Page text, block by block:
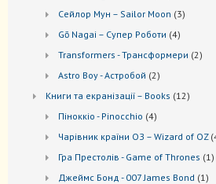
Сейлор Мун – Sailor Moon 33
Gō Nagai – Супер Роботи 44
Transformers - Трансформери 22
Astro Boy - Астробой 22
Книги та екранізації – Books 1212
Піноккіо - Pinocchio 44
Чарівник країни ОЗ – Wizard of OZ
Гра Престолів - Game of Thrones 1 1
Джеймс Бонд - 007 James Bond 1 1